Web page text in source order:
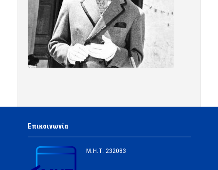
Επικοινωνία
Μ.Η.Τ. 232083